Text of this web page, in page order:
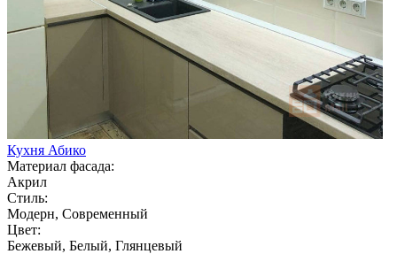
Кухня Абико
Материал фасада:
Акрил
Стиль:
Модерн, Современный
Цвет:
Бежевый, Белый, Глянцевый